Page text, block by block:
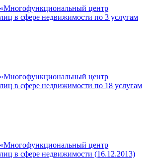
«Многофункциональный центр
в сфере недвижимости по 3 услугам
«Многофункциональный центр
в сфере недвижимости по 18 услугам
«Многофункциональный центр
в сфере недвижимости (16.12.2013)